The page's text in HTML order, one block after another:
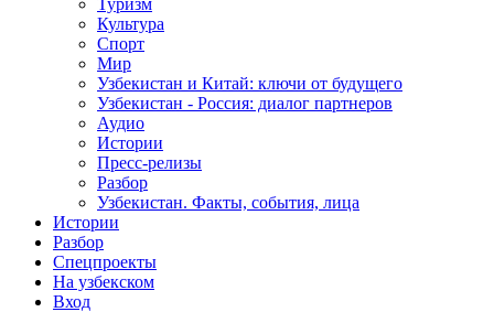
Туризм
Культура
Спорт
Мир
Узбекистан и Китай: ключи от будущего
Узбекистан - Россия: диалог партнеров
Аудио
Истории
Пресс-релизы
Разбор
Узбекистан. Факты, события, лица
Истории
Разбор
Спецпроекты
На узбекском
Вход